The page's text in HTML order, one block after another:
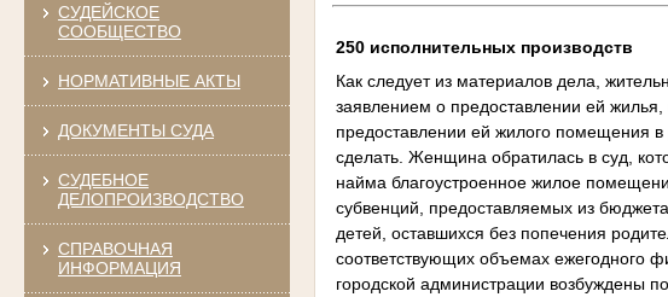
СУДЕЙСКОЕ
СООБЩЕСТВО
НОРМАТИВНЫЕ АКТЫ
ДОКУМЕНТЫ СУДА
СУДЕБНОЕ
ДЕЛОПРОИЗВОДСТВО
СПРАВОЧНАЯ
ИНФОРМАЦИЯ
250 исполнительных производств
Как следует из материалов дела,
заявлением о предоставлении ей жилья,
предоставлении ей жилого помещения
сделать. Женщина обратилась в суд,
найма благоустроенное жилое
субвенций, предоставляемых из
детей, оставшихся без попечения
соответствующих объемах ежегодного
городской администрации возбуждены